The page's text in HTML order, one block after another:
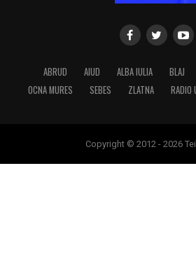
ABRUD AIUD ALBA IULIA BLAJ
OCNA MURES
SEBES ZLATNA RADIO
Copyright © 2012 - 2026